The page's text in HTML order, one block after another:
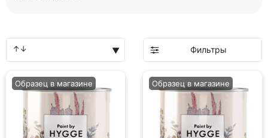
Фильтры
Образец в магазине Образец в магазине